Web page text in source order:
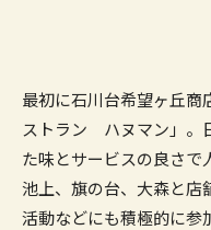
最初に石川台希望ヶ丘商
ストラン ハヌマン」。
た味とサービスの良さで
池上、旗の台、大森と店
活動などにも積極的に参